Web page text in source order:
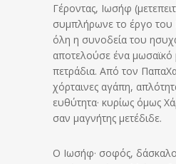
Γέροντας, Ιωσήφ
συμπλήρωνε το έργο του
όλη η συνοδεία του
αποτελούσε ένα μωσαϊκό
πετράδια. Από τον
χόρταινες αγάπη,
ευθύτητα· κυρίως όμως
σαν μαγνήτης μετέδιδε.
Ο Ιωσήφ· σοφός,